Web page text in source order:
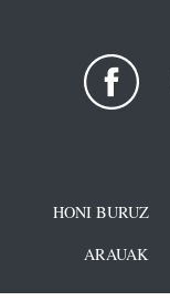
HONI BURUZ
ARAUAK